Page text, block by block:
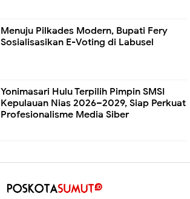
Menuju Pilkades Modern, Bupati Fery
Sosialisasikan E-Voting di Labusel
Yonimasari Hulu Terpilih Pimpin SMSI
Kepulauan Nias 2026–2029, Siap Perkuat
Profesionalisme Media Siber